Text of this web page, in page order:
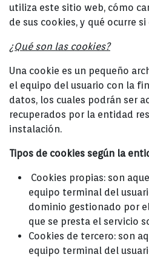
utiliza este sitio web, cómo
de sus cookies, y qué ocurre
¿Qué son las cookies?
Una cookie es un pequeño
el equipo del usuario con la
datos, los cuales podrán ser
recuperados por la entidad
instalación.
Tipos de cookies según la
Cookies propias: son
equipo terminal del
dominio gestionado por
que se presta el servicio
Cookies de tercero: son
equipo terminal del